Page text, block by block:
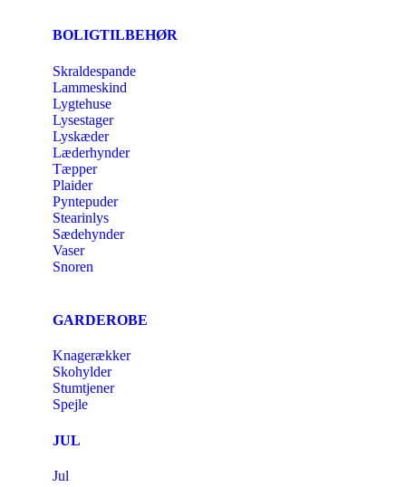
BOLIGTILBEHØR
Skraldespande
Lammeskind
Lygtehuse
Lysestager
Lyskæder
Læderhynder
Tæpper
Plaider
Pyntepuder
Stearinlys
Sædehynder
Vaser
Snoren
GARDEROBE
Knagerækker
Skohylder
Stumtjener
Spejle
JUL
Jul